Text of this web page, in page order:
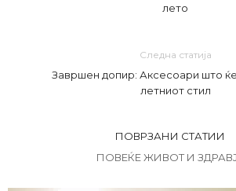
лето
Следна статија
Завршен допир: Аксесоари што
летниот стил
ПОВРЗАНИ СТАТИИ
ПОВЕЌЕ ЖИВОТ И